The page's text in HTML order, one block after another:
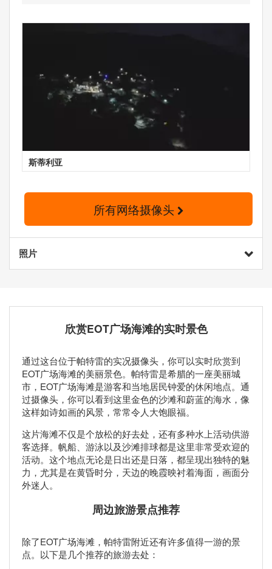
斯蒂利亚
所有网络摄像头
照片
欣赏EOT广场海滩的实时景色
通过这台位于帕特雷的实况摄像头，你可以实时欣赏到
EOT广场海滩的美丽景色。帕特雷是希腊的一座美丽城
市，EOT广场海滩是游客和当地居民钟爱的休闲地点。通
过摄像头，你可以看到这里金色的沙滩和蔚蓝的海水，像
这样如诗如画的风景，常常令人大饱眼福。
这片海滩不仅是个放松的好去处，还有多种水上活动供游
客选择。帆船、游泳以及沙滩排球都是这里非常受欢迎的
活动。这个地点无论是日出还是日落，都呈现出独特的魅
力，尤其是在黄昏时分，天边的晚霞映衬着海面，画面分
外迷人。
周边旅游景点推荐
除了EOT广场海滩，帕特雷附近还有许多值得一游的景
点。以下是几个推荐的旅游去处：